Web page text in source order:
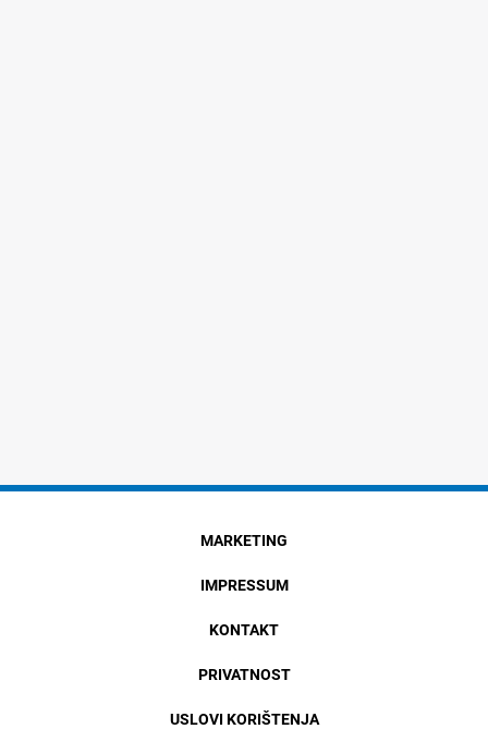
MARKETING
IMPRESSUM
KONTAKT
PRIVATNOST
USLOVI KORIŠTENJA